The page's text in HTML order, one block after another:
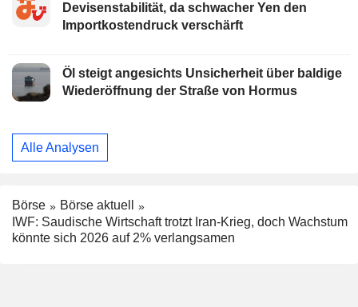
Devisenstabilität, da schwacher Yen den
Importkostendruck verschärft
Öl steigt angesichts Unsicherheit über baldige
Wiederöffnung der Straße von Hormus
Alle Analysen
Börse
Börse aktuell
IWF: Saudische Wirtschaft trotzt Iran-Krieg, doch Wachstum
könnte sich 2026 auf 2% verlangsamen